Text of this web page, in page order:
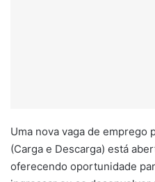
Uma nova vaga de emprego
(Carga e Descarga) está
oferecendo oportunidade